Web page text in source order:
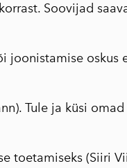
Soovijad
joonistamise oskus
Tule ja küsi omad
toetamiseks (Siiri